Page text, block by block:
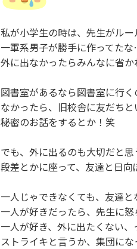
私が小学生の時は、先生がルー
一軍系男子が勝手に作ってた
外に出なかったらみんなに省
図書室があるなら図書室に行く
なかったら、旧校舎に友だちと
秘密のお話をするとか！笑
でも、外に出るのも大切だと思
段差とかに座って、友達と日
一人じゃできなくても、友達と
一人が好きだったら、先生に怒
一人が好き、外に出たくない、
ストライキと言うか、集団にな